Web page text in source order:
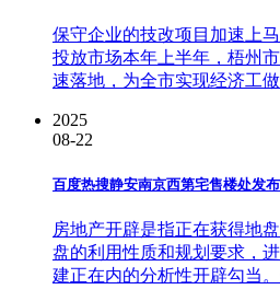
保守企业的技改项目加速上
投放市场本年上半年，梧州
速落地，为全市实现经济工
2025
08-22
百度热搜静安南京西第宅售楼处发
房地产开辟是指正在获得地
盘的利用性质和规划要求，
建正在内的分析性开辟勾当